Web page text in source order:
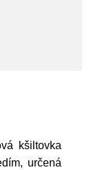
kšiltovka
určená